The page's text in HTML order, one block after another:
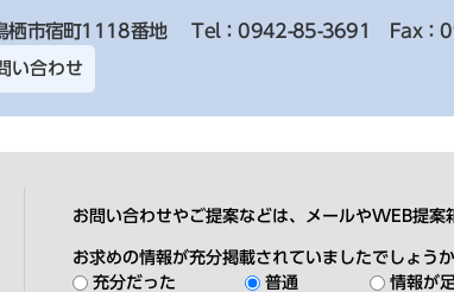
栖市宿町1118番地
Tel：0942-85-3691 Fax：
い合わせ
お問い合わせやご提案などは、メールやWEB提案
お求めの情報が充分掲載されていましたでしょう
充分だった
普通 情報が